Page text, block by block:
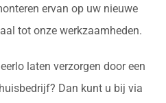
ervan op uw nieuwe
tot onze werkzaamheden.
laten verzorgen door een
Dan kunt u bij via